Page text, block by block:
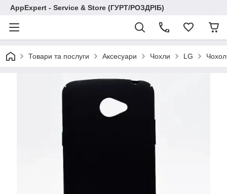
AppExpert - Service & Store (ГУРТ/РОЗДРІБ)
Товари та послуги Аксесуари Чохли LG